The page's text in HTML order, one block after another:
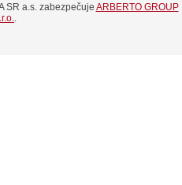
SR a.s. zabezpečuje ARBERTO GROUP
.